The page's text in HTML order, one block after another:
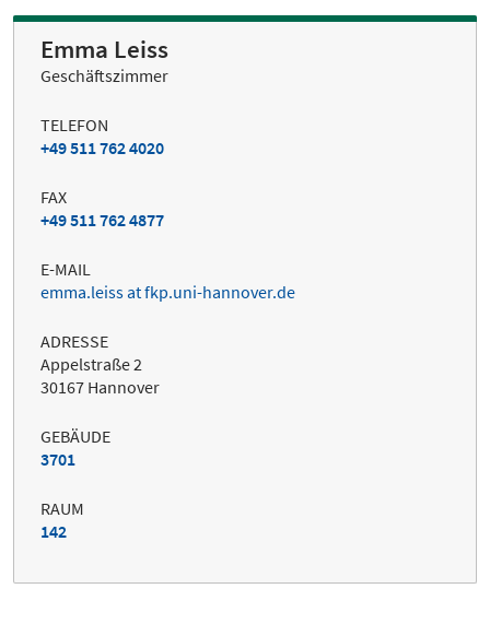
Emma Leiss
Geschäftszimmer
TELEFON
+49 511 762 4020
FAX
+49 511 762 4877
E-MAIL
emma.leiss at fkp.uni-hannover.de
ADRESSE
Appelstraße 2
30167 Hannover
GEBÄUDE
3701
RAUM
142